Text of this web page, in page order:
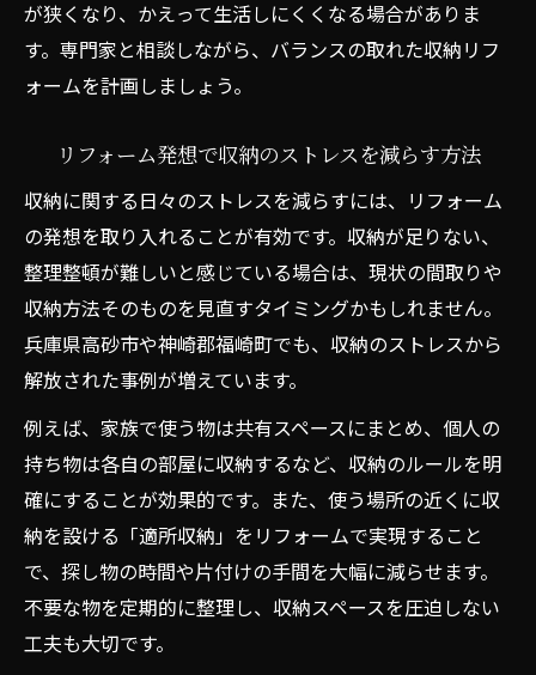
が狭くなり、かえって生活しにくくなる場合がありま
す。専門家と相談しながら、バランスの取れた収納リフ
ォームを計画しましょう。
リフォーム発想で収納のストレスを減らす方法
収納に関する日々のストレスを減らすには、リフォーム
の発想を取り入れることが有効です。収納が足りない、
整理整頓が難しいと感じている場合は、現状の間取りや
収納方法そのものを見直すタイミングかもしれません。
兵庫県高砂市や神崎郡福崎町でも、収納のストレスから
解放された事例が増えています。
例えば、家族で使う物は共有スペースにまとめ、個人の
持ち物は各自の部屋に収納するなど、収納のルールを明
確にすることが効果的です。また、使う場所の近くに収
納を設ける「適所収納」をリフォームで実現すること
で、探し物の時間や片付けの手間を大幅に減らせます。
不要な物を定期的に整理し、収納スペースを圧迫しない
工夫も大切です。